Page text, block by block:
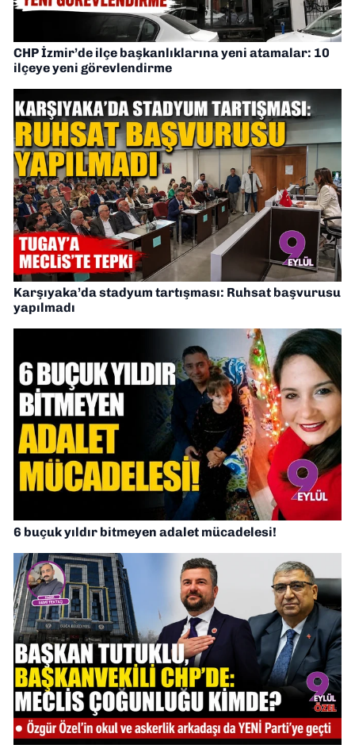
CHP İzmir’de ilçe başkanlıklarına yeni atamalar: 10
ilçeye yeni görevlendirme
Karşıyaka’da stadyum tartışması: Ruhsat başvurusu
yapılmadı
6 buçuk yıldır bitmeyen adalet mücadelesi!